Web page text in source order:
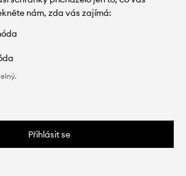
nám, zda vás zajímá:
Přihlásit se